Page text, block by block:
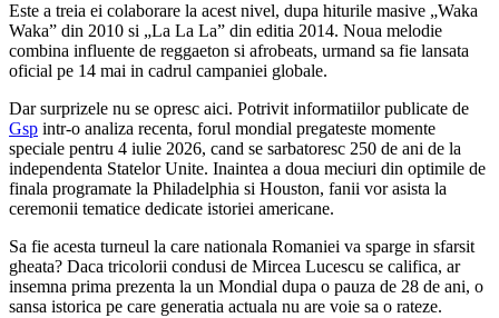
Este a treia ei colaborare la acest nivel, dupa hiturile masive „Waka
Waka” din 2010 si „La La La” din editia 2014. Noua melodie
combina influente de reggaeton si afrobeats, urmand sa fie lansata
oficial pe 14 mai in cadrul campaniei globale.
Dar surprizele nu se opresc aici. Potrivit informatiilor publicate de
Gsp intr-o analiza recenta, forul mondial pregateste momente
speciale pentru 4 iulie 2026, cand se sarbatoresc 250 de ani de la
independenta Statelor Unite. Inaintea a doua meciuri din optimile de
finala programate la Philadelphia si Houston, fanii vor asista la
ceremonii tematice dedicate istoriei americane.
Sa fie acesta turneul la care nationala Romaniei va sparge in sfarsit
gheata? Daca tricolorii condusi de Mircea Lucescu se califica, ar
insemna prima prezenta la un Mondial dupa o pauza de 28 de ani, o
sansa istorica pe care generatia actuala nu are voie sa o rateze.